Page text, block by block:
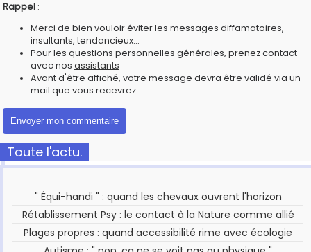
Rappel :
Merci de bien vouloir éviter les messages diffamatoires,
insultants, tendancieux...
Pour les questions personnelles générales, prenez contact
avec nos assistants
Avant d'être affiché, votre message devra être validé via un
mail que vous recevrez.
Toute l'actu.
" Équi-handi " : quand les chevaux ouvrent l'horizon
Rétablissement Psy : le contact à la Nature comme allié
Plages propres : quand accessibilité rime avec écologie